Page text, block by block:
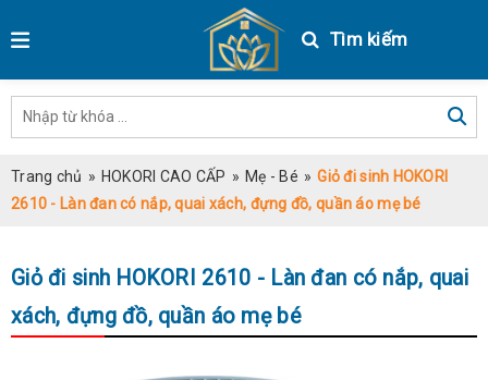
Tìm kiếm
Trang chủ » HOKORI CAO CẤP » Mẹ - Bé » Giỏ đi sinh HOKORI
2610 - Làn đan có nắp, quai xách, đựng đồ, quần áo mẹ bé
Giỏ đi sinh HOKORI 2610 - Làn đan có nắp, quai
xách, đựng đồ, quần áo mẹ bé